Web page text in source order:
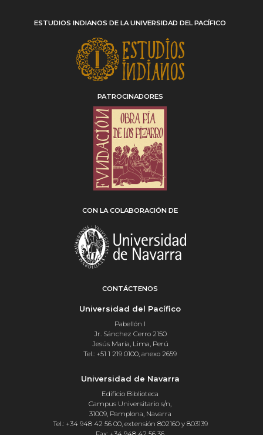
ESTUDIOS INDIANOS DE LA UNIVERSIDAD DEL PACÍFICO
PATROCINADORES
CON LA COLABORACIÓN DE
CONTÁCTENOS
Universidad del Pacífico
Pabellón I
Jr. Sánchez Cerro 2150
Jesús María, Lima, Perú
Tel.: +51 1 219 0100, anexo 2659
Universidad de Navarra
Edificio Biblioteca
Campus Universitario s/n,
31009, Pamplona, Navarra
Tel.: +34 948 42 56 00, extensión 802160 y 803139